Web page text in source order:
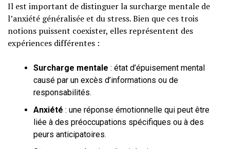
Il est important de distinguer la surcharge mentale de
l’anxiété généralisée et du stress. Bien que ces trois
notions puissent coexister, elles représentent des
expériences différentes :
Surcharge mentale : état d’épuisement mental
causé par un excès d’informations ou de
responsabilités.
Anxiété : une réponse émotionnelle qui peut être
liée à des préoccupations spécifiques ou à des
peurs anticipatoires.